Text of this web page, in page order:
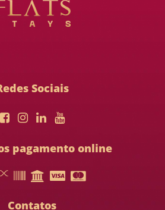
Sociais
pagamento online
Contatos